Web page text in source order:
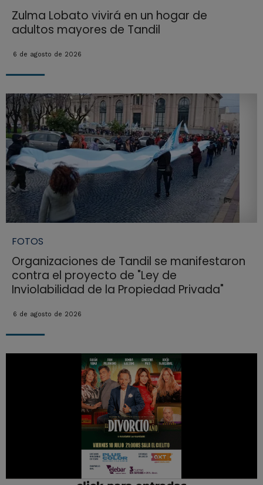
Zulma Lobato vivirá en un hogar de
adultos mayores de Tandil
6 de agosto de 2026
FOTOS
Organizaciones de Tandil se manifestaron
contra el proyecto de "Ley de
Inviolabilidad de la Propiedad Privada"
6 de agosto de 2026